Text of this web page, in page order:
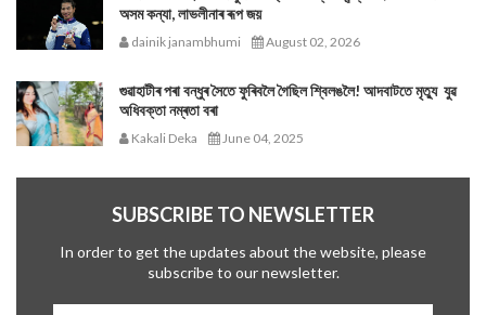
অসম কন্যা, লাভলীনাৰ ৰূপ জয়
dainik janambhumi August 02, 2026
গুৱাহাটীৰ পৰা বন্ধুৰ সৈতে ফুৰিবলৈ গৈছিল শ্বিলঙলৈ! আদবাটতে মৃত্যু যুৱ
অধিবক্তা নম্ৰতা বৰা
Kakali Deka June 04, 2025
SUBSCRIBE TO NEWSLETTER
In order to get the updates about the website, please
subscribe to our newsletter.